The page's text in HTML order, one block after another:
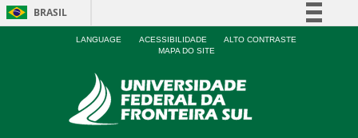
BRASIL
Simplifique!
Participe
Acesso à informação
LANGUAGE ACESSIBILIDADE
ALTO CONTRASTE
MAPA DO SITE